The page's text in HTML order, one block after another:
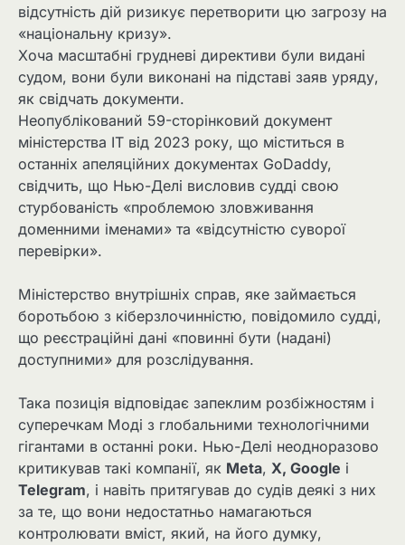
відсутність дій ризикує перетворити цю загрозу на
«національну кризу».
Хоча масштабні грудневі директиви були видані
судом, вони були виконані на підставі заяв уряду,
як свідчать документи.
Неопублікований 59-сторінковий документ
міністерства ІТ від 2023 року, що міститься в
останніх апеляційних документах GoDaddy,
свідчить, що Нью-Делі висловив судді свою
стурбованість «проблемою зловживання
доменними іменами» та «відсутністю суворої
перевірки».
Міністерство внутрішніх справ, яке займається
боротьбою з кіберзлочинністю, повідомило судді,
що реєстраційні дані «повинні бути (надані)
доступними» для розслідування.
Така позиція відповідає запеклим розбіжностям і
суперечкам Моді з глобальними технологічними
гігантами в останні роки. Нью-Делі неодноразово
критикував ​такі компанії, як Meta, X, Google ⁠ і
Telegram, і навіть притягував до судів деякі з них
за те, що вони недостатньо намагаються
контролювати вміст, який, на його думку,